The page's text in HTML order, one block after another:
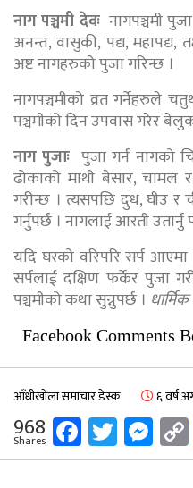
नाग पञ्चमी देवःनागपञ्चमी
अनन्त, वासुकी, पद्य,
अष्ट नागहरुको पुजा गरिन्छ ।
नागपञ्चमीको व्रत गर्नेहरुले
पञ्चमीको दिन उपवास गरेर
नाग पुजाः पुजा गर्न नागको
ढोकाको माथी बेसार,
गरीन्छ । त्यसपछि दुध, घीउ र
गर्नुपर्छ । नागलाई आरती उतार्नु
यदि घरको वरिपरि सर्प
सर्पलाई दक्षिण फर्केर पुजा
पञ्चमीको कथा सुन्नुपर्छ ।
Facebook Comments
आँधीखोला समाचार डेस्क ६ वर्ष
968
Shares Facebook